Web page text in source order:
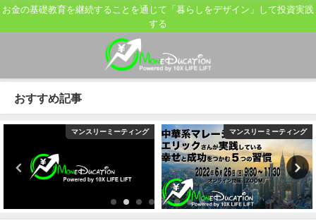
お金の基礎教育を継続することを通じて「暮らしをデザイン」して投資実践
する
おすすめ記事
マンスリーミーティング マンスリーミーティング